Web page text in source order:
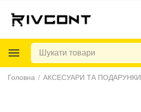
Головна / АКСЕСУАРИ ТА ПОДАРУНКИ